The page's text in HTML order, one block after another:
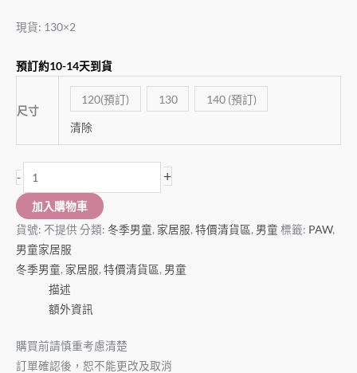
現貨: 130×2
預訂約10-14天到貨
尺寸
120(預訂) 130 140 (預訂)
清除
- +
加入購物車
貨號: 不提供 分類: 冬季男童, 家居服, 特價清貨區, 男童 標籤: PAW,
男童家居服
冬季男童, 家居服, 特價清貨區, 男童
描述
額外資訊
購買前請慎重考慮清楚
訂單確認後，恕不能更改及取消